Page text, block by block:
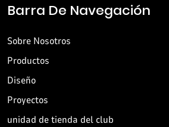
Barra De Navegación
Sobre Nosotros
Productos
Diseño
Proyectos
unidad de tienda del club